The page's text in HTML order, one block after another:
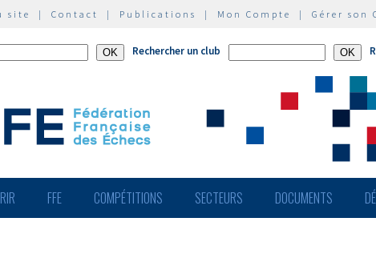
site | Contact | Publications | Mon Compte | Gérer son
Rechercher un club
FFE COMPÉTITIONS SECTEURS DOCUMENTS